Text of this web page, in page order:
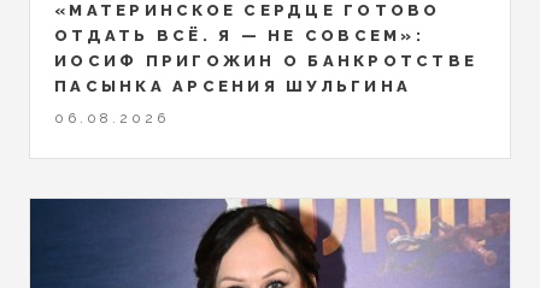
«МАТЕРИНСКОЕ СЕРДЦЕ ГОТОВО
ОТДАТЬ ВСЁ. Я — НЕ СОВСЕМ»:
ИОСИФ ПРИГОЖИН О БАНКРОТСТВЕ
ПАСЫНКА АРСЕНИЯ ШУЛЬГИНА
06.08.2026